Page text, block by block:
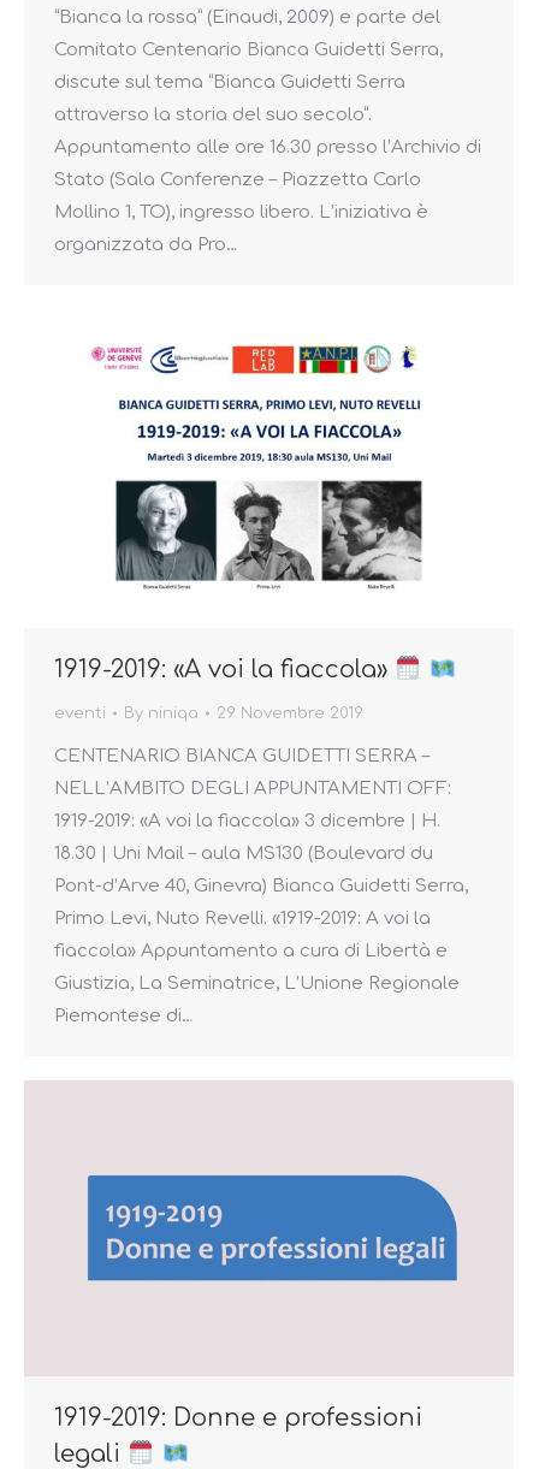
“Bianca la rossa” (Einaudi, 2009) e parte del
Comitato Centenario Bianca Guidetti Serra,
discute sul tema “Bianca Guidetti Serra
attraverso la storia del suo secolo“.
Appuntamento alle ore 16.30 presso l’Archivio di
Stato (Sala Conferenze – Piazzetta Carlo
Mollino 1, TO), ingresso libero. L’iniziativa è
organizzata da Pro…
1919-2019: «A voi la fiaccola»
eventi By niniqa 29 Novembre 2019
CENTENARIO BIANCA GUIDETTI SERRA –
NELL’AMBITO DEGLI APPUNTAMENTI OFF:
1919-2019: «A voi la fiaccola» 3 dicembre | H.
18.30 | Uni Mail – aula MS130 (Boulevard du
Pont-d’Arve 40, Ginevra) Bianca Guidetti Serra,
Primo Levi, Nuto Revelli. «1919-2019: A voi la
fiaccola» Appuntamento a cura di Libertà e
Giustizia, La Seminatrice, L’Unione Regionale
Piemontese di…
1919-2019: Donne e professioni
legali